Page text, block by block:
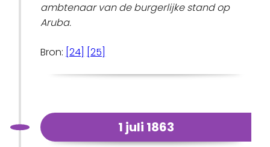
ambtenaar van de burgerlijke stand op
Aruba.
Bron: [24] [25]
1 juli 1863